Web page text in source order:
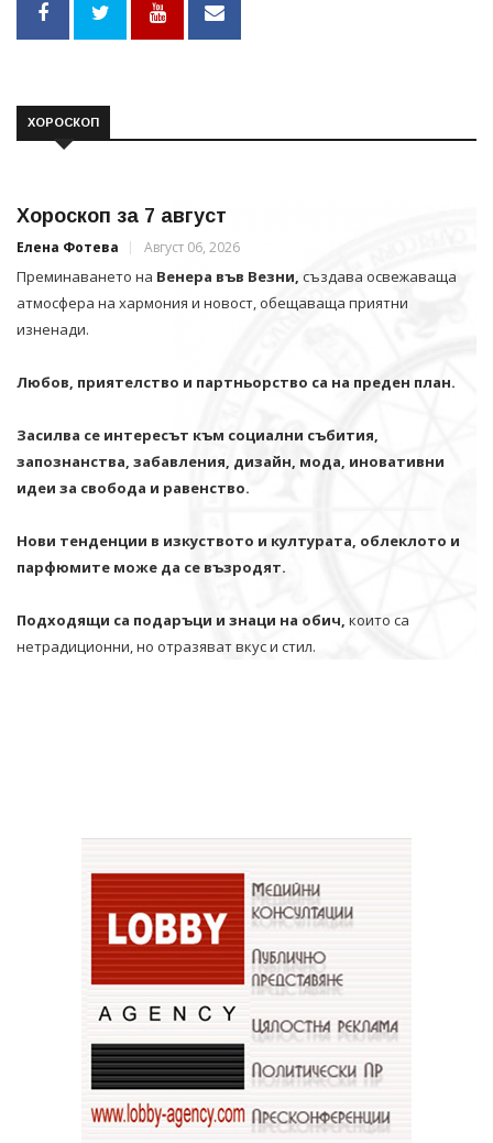
ХОРОСКОП
Хороскоп за 7 август
Елена Фотева Август 06, 2026
Преминаването на Венера във Везни, създава освежаваща
атмосфера на хармония и новост, обещаваща приятни
изненади.
Любов, приятелство и партньорство са на преден план.
Засилва се интересът към социални събития,
запознанства, забавления, дизайн, мода, иновативни
идеи за свобода и равенство.
Нови тенденции в изкуството и културата, облеклото и
парфюмите може да се възродят.
Подходящи са подаръци и знаци на обич, които са
нетрадиционни, но отразяват вкус и стил.